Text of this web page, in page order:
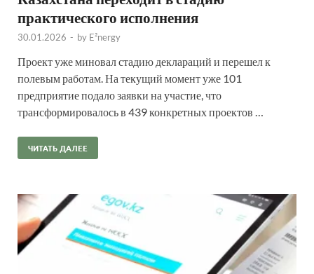
практического исполнения
30.01.2026 - by E²nergy
Проект уже миновал стадию деклараций и перешел к
полевым работам. На текущий момент уже 101
предприятие подало заявки на участие, что
трансформировалось в 439 конкретных проектов …
ЧИТАТЬ ДАЛЕЕ